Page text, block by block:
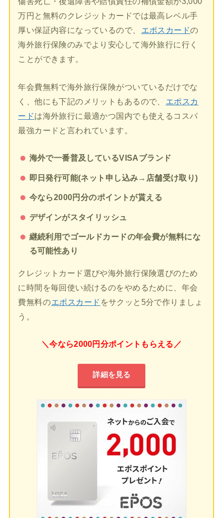
万円と無料のクレジットカードでは最高レベル手
厚い保証内容になっているので、
エポスカードの
海外旅行保険のみでより安心して海外旅行に行く
ことができます。
年会費無料で海外旅行保険がついているだけでな
く、他にも下記のメリットもあるので、
エポスカ
ードは海外旅行に最適かつ国内でも使えるコスパ
最強カードと言われています。
海外で一番普及しているVISAブランド
即日発行可能(ネット申し込み→店舗受け取り)
今なら2000円分のポイントが貰える
デザインがスタイリッシュ
継続利用でゴールドカードの年会費が無料にな
る可能性あり
クレジットカード選びや海外旅行保険選びのため
に時間を毎回使い続けるのをやめるために、年会
費無料のエポスカード をサクッと5分で作りましょ
う。
＼今なら2000円分ポイントもらえる／
詳細を見る